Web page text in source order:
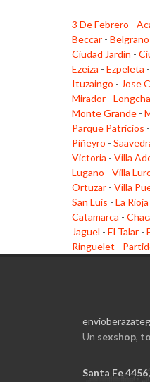
3 De Febrero -
Beccar - Belgrano
Ciudad Jardin -
Ezeiza - Ezpeleta -
Ituzaingo - Jose
Mirador -
Monte Grande -
Parque Patricios -
Piñeyro -
Victoria - Villa
Lugano - Villa
Ortuzar - Villa
San Luis - La Rioja
Catamarca -
Jaguel - El Talar -
Ringuelet -
Un sexshop,
Santa Fe